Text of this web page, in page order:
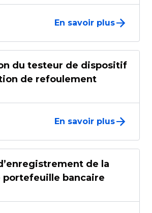
En savoir plus
du testeur de dispositif
de refoulement
En savoir plus
de la
portefeuille bancaire